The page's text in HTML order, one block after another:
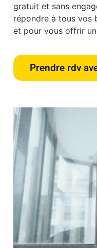
gratuit et sans
répondre à tous vos
et pour vous offrir
Prendre rdv